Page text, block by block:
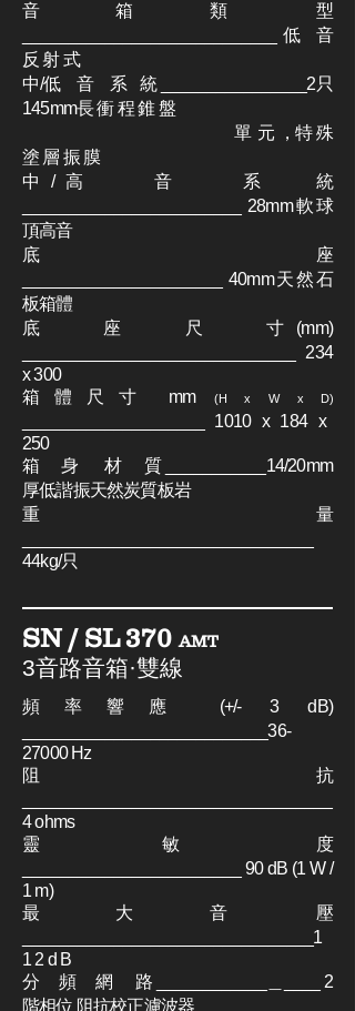
音 箱 類 型
____________________________低 音
反 射 式
中/低 音 系 統 ________________2只
145mm長 衝 程 錐 盤
單 元 ，特 殊
塗 層 振 膜
中/高 音 系 統
________________________ 28mm軟球
頂高音
底 座
______________________ 40mm天然石
板箱體
底 座 尺 寸(mm)
______________________________ 234
x 300
箱體尺寸 mm(H x W x D)
____________________ 1010 x 184 x
250
箱 身 材 質 ___________14/20mm
厚低諧振天然炭質板岩
重 量
44kg/只
SN / SL 370AMT
3音路音箱·雙線
頻率響應 (+/- 3 dB)
___________________________36-
27000 Hz
阻 抗
4 ohms
靈 敏 度
________________________ 90 dB (1 W /
1 m)
最 大 音 壓
________________________________1
1 2 d B
分 頻 網 路 ____________＿____ 2
階相位 阻抗校正濾波器